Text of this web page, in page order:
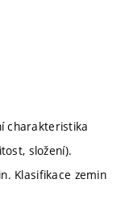
charakteristika
složení).
Klasifikace zemin